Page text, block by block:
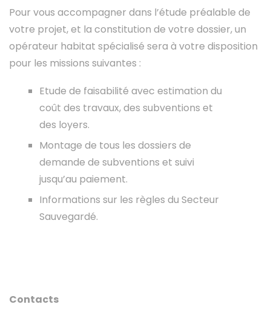
Pour vous accompagner dans l’étude préalable de
votre projet, et la constitution de votre dossier, un
opérateur habitat spécialisé sera à votre disposition
pour les missions suivantes :
Etude de faisabilité avec estimation du
coût des travaux, des subventions et
des loyers.
Montage de tous les dossiers de
demande de subventions et suivi
jusqu’au paiement.
Informations sur les règles du Secteur
Sauvegardé.
Contacts